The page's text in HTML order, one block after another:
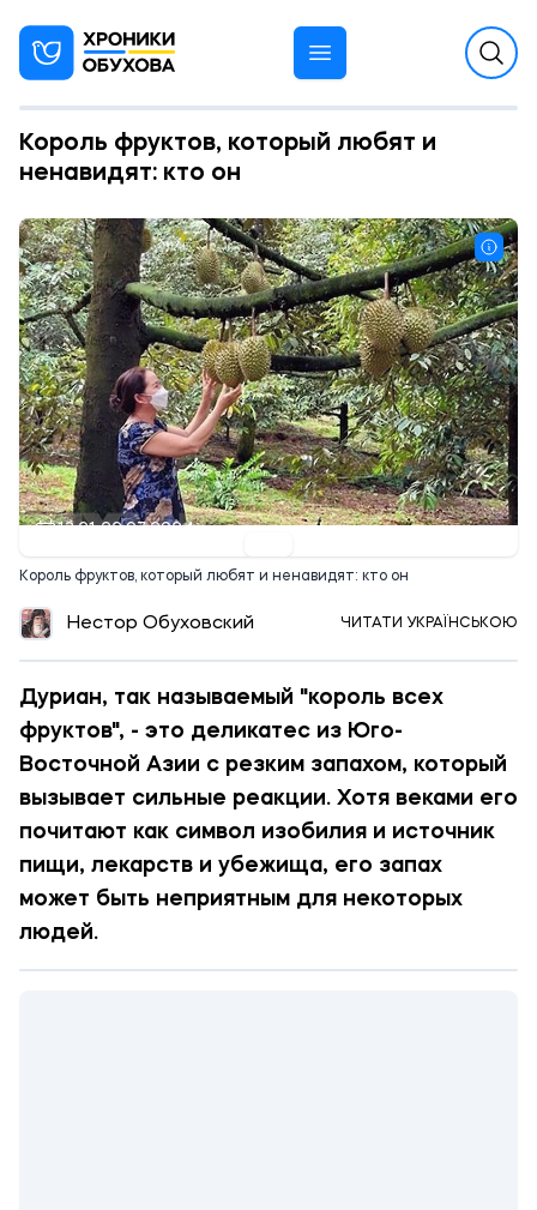
Король фруктов, который любят и
ненавидят: кто он
13:21 22.07.2024
Король фруктов, который любят и ненавидят: кто он
Нестор Обуховский ЧИТАТИ УКРАЇНСЬКОЮ
Дуриан, так называемый "король всех
фруктов", - это деликатес из Юго-
Восточной Азии с резким запахом, который
вызывает сильные реакции. Хотя веками его
почитают как символ изобилия и источник
пищи, лекарств и убежища, его запах
может быть неприятным для некоторых
людей.